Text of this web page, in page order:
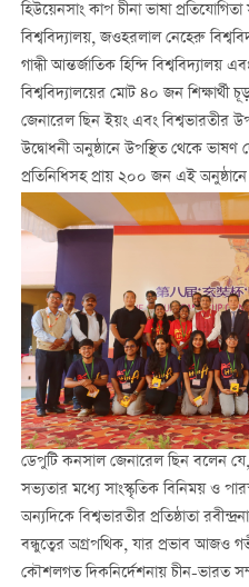
হিউয়েনসাং কাপ চীনা ভাষা
বিশ্ববিদ্যালয়, জওহরলাল নেহেরু
গান্ধী আন্তর্জাতিক হিন্দি বিশ্ববিদ্যালয়
বিশ্ববিদ্যালয়ের মোট ৪০ জন শিক্ষার্থী
জেনারেল ছিন ইয়ং এবং বিশ্বভারতীর
উদ্বোধনী অনুষ্ঠানে উপস্থিত থেকে ভাষণ
প্রতিনিধিসহ প্রায় ২০০ জন এই
ডেপুটি কনসাল জেনারেল ছিন বলেন
সভ্যতার মধ্যে সাংস্কৃতিক বিনিময় ও
অন্যদিকে বিশ্বভারতীর প্রতিষ্ঠাতা
বন্ধুত্বের অগ্রপথিক, যার প্রভাব আজও
কৌশলগত দিকনির্দেশনায় চীন-ভারত